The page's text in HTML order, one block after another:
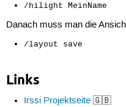
/hilight MeinName
Danach muss man die
/layout save
Links
Irssi Projektseite 🇬🇧